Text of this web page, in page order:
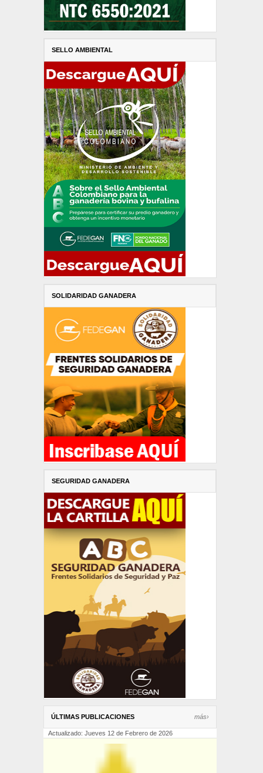
SELLO AMBIENTAL
SOLIDARIDAD GANADERA
SEGURIDAD GANADERA
ÚLTIMAS PUBLICACIONES más›
Actualizado: Jueves 12 de Febrero de 2026